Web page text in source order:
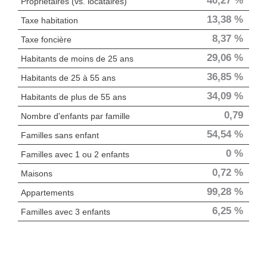
Taxe habitation 13,38 %
Taxe foncière 8,37 %
Habitants de moins de 25 ans 29,06 %
Habitants de 25 à 55 ans 36,85 %
Habitants de plus de 55 ans 34,09 %
Nombre d'enfants par famille 0,79
Familles sans enfant 54,54 %
Familles avec 1 ou 2 enfants 0 %
Maisons 0,72 %
Appartements 99,28 %
Familles avec 3 enfants 6,25 %